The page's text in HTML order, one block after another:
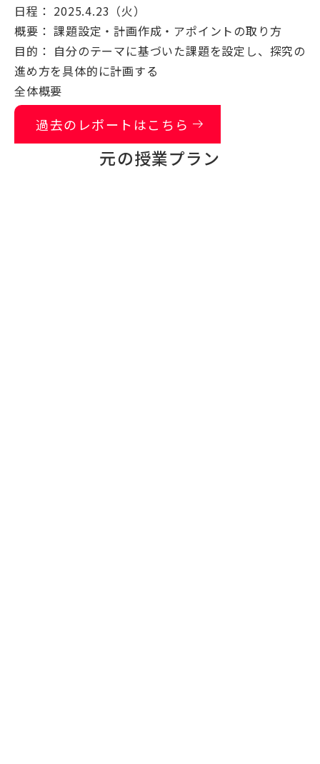
日程： 2025.4.23（火）
概要： 課題設定・計画作成・アポイントの取り方
目的： 自分のテーマに基づいた課題を設定し、探究の
進め方を具体的に計画する
全体概要
過去のレポートはこちら arrow_right_alt
元の授業プラン